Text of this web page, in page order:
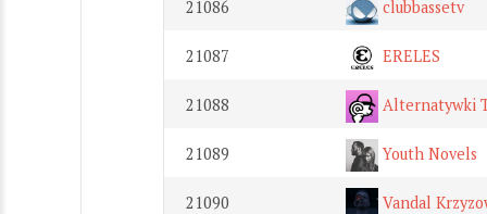
21086 clubbassetv
21087 ERELES
21088 Alternatywki
21089 Youth Novels
21090 Vandal